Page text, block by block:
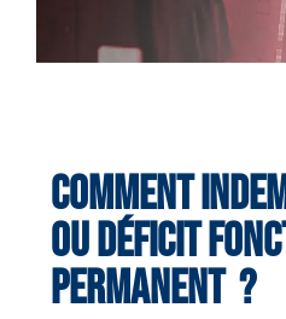
Comment
ou Déficit
Permanent ?